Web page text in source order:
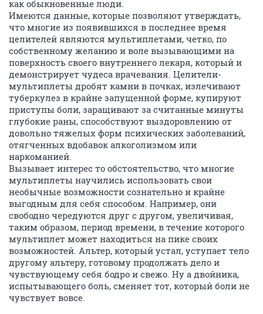
как обыкновенные люди.
Имеются данные, которые позволяют утверждать,
что многие из появившихся в последнее время
целителей являются мультиплетами, четко, по
собственному желанию и воле вызывающими на
поверхность своего внутреннего лекаря, который и
демонстрирует чудеса врачевания. Целители-
мультиплеты дробят камни в почках, излечивают
туберкулез в крайне запущенной форме, купируют
приступы боли, заращивают за считанные минуты
глубокие раны, способствуют выздоровлению от
довольно тяжелых форм психических заболеваний,
отягченных вдобавок алкоголизмом или
наркоманией.
Вызывает интерес то обстоятельство, что многие
мультиплеты научились использовать свои
необычные возможности сознательно и крайне
выгодным для себя способом. Например, они
свободно чередуются друг с другом, увеличивая,
таким образом, период времени, в течение которого
мультиплет может находиться на пике своих
возможностей. Альтер, который устал, уступает тело
другому альтеру, готовому продолжать дело и
чувствующему себя бодро и свежо. Ну а двойника,
испытывающего боль, сменяет тот, который боли не
чувствует вовсе.